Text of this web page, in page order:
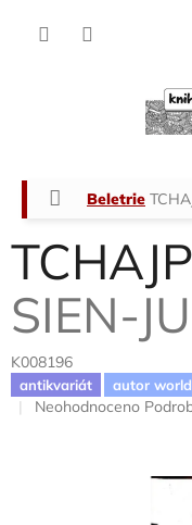
Domů
Beletrie
SIEN-
K008196
antikvariát autor world
Průměrné
Neohodnoceno